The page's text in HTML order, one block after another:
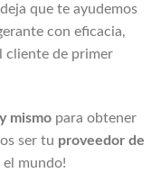
que te ayudemos
con eficacia,
cliente de primer
mismo para obtener
ser tu proveedor de
mundo!